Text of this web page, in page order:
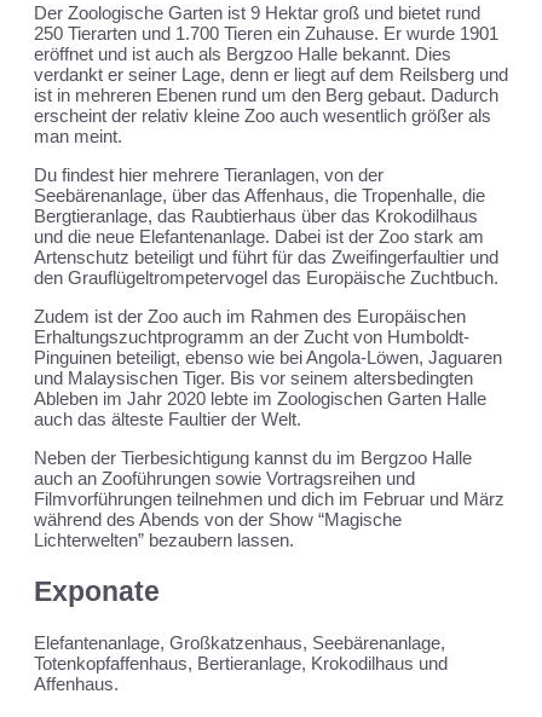
Der Zoologische Garten ist 9 Hektar groß und bietet rund
250 Tierarten und 1.700 Tieren ein Zuhause. Er wurde 1901
eröffnet und ist auch als Bergzoo Halle bekannt. Dies
verdankt er seiner Lage, denn er liegt auf dem Reilsberg und
ist in mehreren Ebenen rund um den Berg gebaut. Dadurch
erscheint der relativ kleine Zoo auch wesentlich größer als
man meint.
Du findest hier mehrere Tieranlagen, von der
Seebärenanlage, über das Affenhaus, die Tropenhalle, die
Bergtieranlage, das Raubtierhaus über das Krokodilhaus
und die neue Elefantenanlage. Dabei ist der Zoo stark am
Artenschutz beteiligt und führt für das Zweifingerfaultier und
den Grauflügeltrompetervogel das Europäische Zuchtbuch.
Zudem ist der Zoo auch im Rahmen des Europäischen
Erhaltungszuchtprogramm an der Zucht von Humboldt-
Pinguinen beteiligt, ebenso wie bei Angola-Löwen, Jaguaren
und Malaysischen Tiger. Bis vor seinem altersbedingten
Ableben im Jahr 2020 lebte im Zoologischen Garten Halle
auch das älteste Faultier der Welt.
Neben der Tierbesichtigung kannst du im Bergzoo Halle
auch an Zooführungen sowie Vortragsreihen und
Filmvorführungen teilnehmen und dich im Februar und März
während des Abends von der Show “Magische
Lichterwelten” bezaubern lassen.
Exponate
Elefantenanlage, Großkatzenhaus, Seebärenanlage,
Totenkopfaffenhaus, Bertieranlage, Krokodilhaus und
Affenhaus.